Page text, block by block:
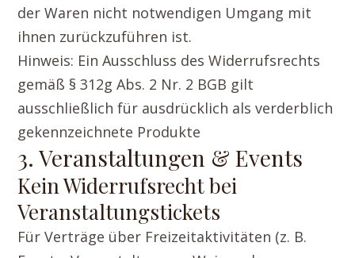
der Waren nicht notwendigen Umgang mit
ihnen zurückzuführen ist.
Hinweis: Ein Ausschluss des Widerrufsrechts
gemäß § 312g Abs. 2 Nr. 2 BGB gilt
ausschließlich für ausdrücklich als verderblich
gekennzeichnete Produkte
3. Veranstaltungen & Events
Kein Widerrufsrecht bei
Veranstaltungstickets
Für Verträge über Freizeitaktivitäten (z. B.